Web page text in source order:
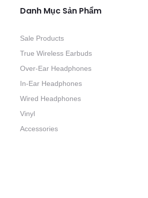
Danh Mục Sản Phẩm
Sale Products
True Wireless Earbuds
Over-Ear Headphones
In-Ear Headphones
Wired Headphones
Vinyl
Accessories